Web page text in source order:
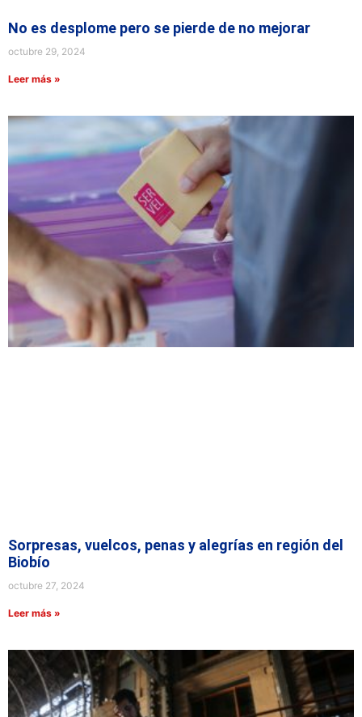
No es desplome pero se pierde de no mejorar
octubre 29, 2024
Leer más »
Sorpresas, vuelcos, penas y alegrías en región del
Biobío
octubre 27, 2024
Leer más »